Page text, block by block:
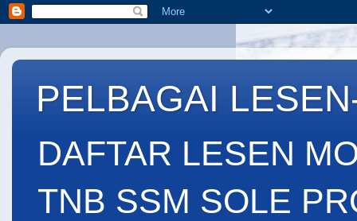
PELBAGAI
DAFTAR LESEN
TNB SSM SOLE